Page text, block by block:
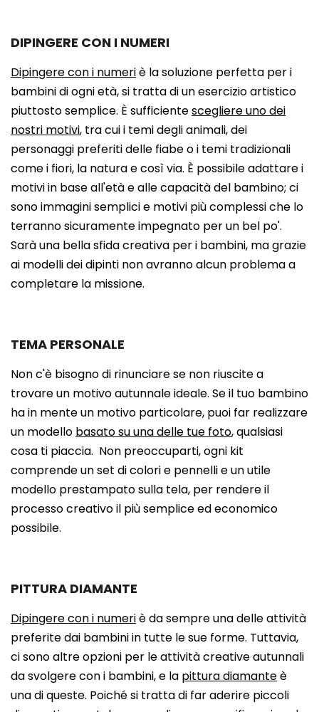
DIPINGERE CON I NUMERI
Dipingere con i numeriè la soluzione perfetta per i
bambini di ogni età, si tratta di un esercizio artistico
piuttosto semplice. È sufficientescegliere uno dei
nostri motivi, tra cui i temi degli animali, dei
personaggi preferiti delle fiabe o i temi tradizionali
come i fiori, la natura e così via. È possibile adattare i
motivi in base all'età e alle capacità del bambino; ci
sono immagini semplici e motivi più complessi che lo
terranno sicuramente impegnato per un bel po'.
Sarà una bella sfida creativa per i bambini, ma grazie
ai modelli dei dipinti non avranno alcun problema a
completare la missione.
TEMA PERSONALE
Non c'è bisogno di rinunciare se non riuscite a
trovare un motivo autunnale ideale. Se il tuo bambino
ha in mente un motivo particolare, puoi far realizzare
un modello basato su una delle tue foto, qualsiasi
cosa ti piaccia. Non preoccuparti, ogni kit
comprende un set di colori e pennelli e un utile
modello prestampato sulla tela, per rendere il
processo creativo il più semplice ed economico
possibile.
PITTURA DIAMANTE
Dipingere con i numeriè da sempre una delle attività
preferite dai bambini in tutte le sue forme. Tuttavia,
ci sono altre opzioni per le attività creative autunnali
da svolgere con i bambini, e la pittura diamanteè
una di queste. Poiché si tratta di far aderire piccoli